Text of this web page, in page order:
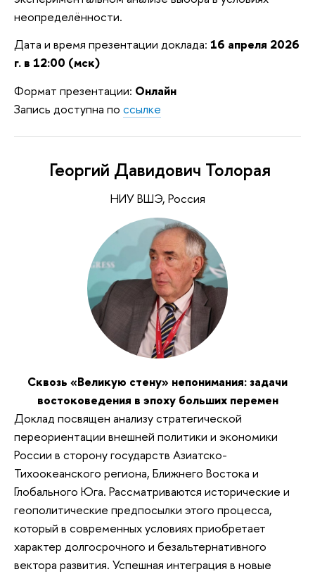
неопределённости.
Дата и время презентации доклада: 16 апреля 2026
г. в 12:00 (мск)
Формат презентации: Онлайн
Запись доступна по ссылке
Георгий Давидович Толорая
НИУ ВШЭ, Россия
Сквозь «Великую стену» непонимания: задачи
востоковедения в эпоху больших перемен
Доклад посвящен анализу стратегической
переориентации внешней политики и экономики
России в сторону государств Азиатско-
Тихоокеанского региона, Ближнего Востока и
Глобального Юга. Рассматриваются исторические и
геополитические предпосылки этого процесса,
который в современных условиях приобретает
характер долгосрочного и безальтернативного
вектора развития. Успешная интеграция в новые